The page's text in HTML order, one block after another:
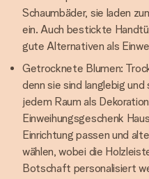
Schaumbäder, sie laden
ein. Auch bestickte
gute Alternativen als
Getrocknete Blumen:
denn sie sind langlebig und
jedem Raum als
Einweihungsgeschenk
Einrichtung passen und
wählen, wobei die
Botschaft personalisiert